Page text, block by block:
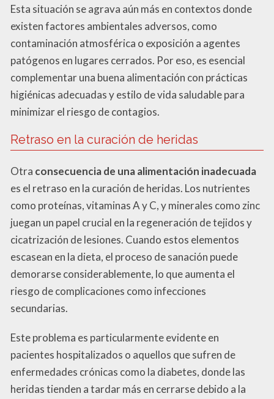
Esta situación se agrava aún más en contextos donde
existen factores ambientales adversos, como
contaminación atmosférica o exposición a agentes
patógenos en lugares cerrados. Por eso, es esencial
complementar una buena alimentación con prácticas
higiénicas adecuadas y estilo de vida saludable para
minimizar el riesgo de contagios.
Retraso en la curación de heridas
Otra consecuencia de una alimentación inadecuada
es el retraso en la curación de heridas. Los nutrientes
como proteínas, vitaminas A y C, y minerales como zinc
juegan un papel crucial en la regeneración de tejidos y
cicatrización de lesiones. Cuando estos elementos
escasean en la dieta, el proceso de sanación puede
demorarse considerablemente, lo que aumenta el
riesgo de complicaciones como infecciones
secundarias.
Este problema es particularmente evidente en
pacientes hospitalizados o aquellos que sufren de
enfermedades crónicas como la diabetes, donde las
heridas tienden a tardar más en cerrarse debido a la